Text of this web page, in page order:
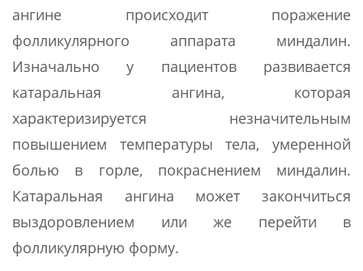
ангине происходит поражение
фолликулярного аппарата миндалин.
Изначально у пациентов развивается
катаральная ангина, которая
характеризируется незначительным
повышением температуры тела, умеренной
болью в горле, покраснением миндалин.
Катаральная ангина может закончиться
выздоровлением или же перейти в
фолликулярную форму.